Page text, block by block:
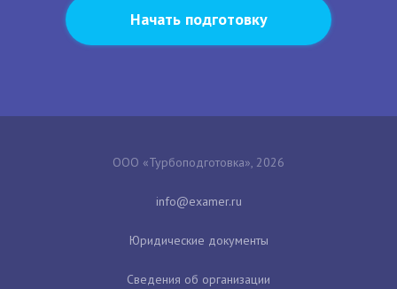
Начать подготовку
ООО «Турбоподготовка», 2026
Юридические документы
Сведения об организации